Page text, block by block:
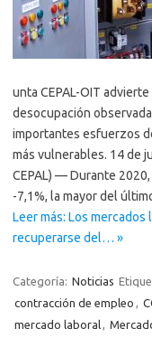
unta CEPAL-OIT
desocupación
importantes esfuerzos
más vulnerables. 14 de
CEPAL) — Durante
-7,1%, la mayor del
Leer más: Los
recuperarse del… »
Categoría: Noticias
contracción de empleo ,
mercado laboral,